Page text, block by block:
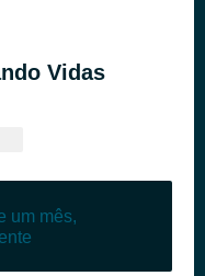
Vidas
um mês,